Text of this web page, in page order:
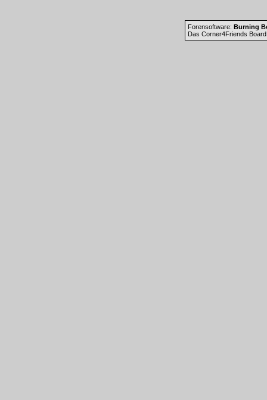
Forensoftware: Burning
Das Corner4Friends